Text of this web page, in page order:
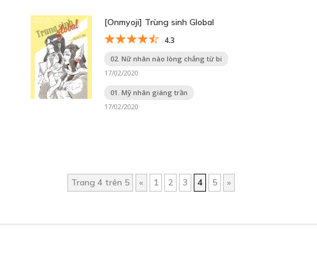
[Onmyoji] Trùng sinh Global
4.3
02. Nữ nhân nào lòng chẳng từ bi
17/02/2020
01. Mỹ nhân giáng trần
17/02/2020
Trang 4 trên 5 « 1 2 3 4 5 »